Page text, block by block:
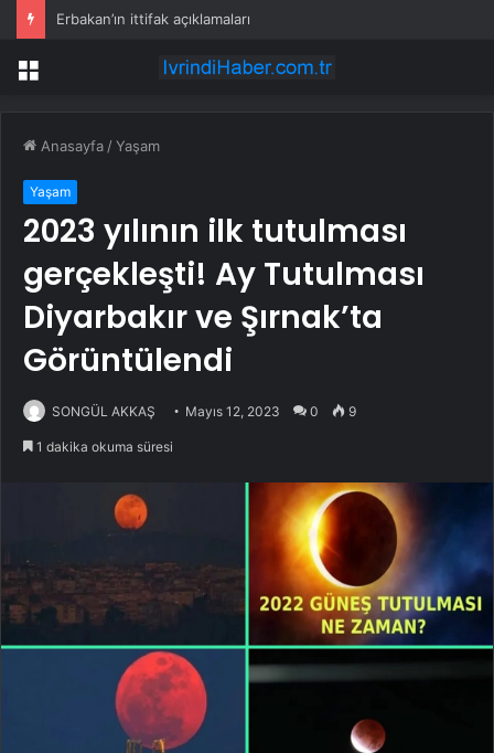
Erbakan’ın ittifak açıklamaları
Menü
Anasayfa /Yaşam
Yaşam
2023 yılının ilk tutulması
gerçekleşti! Ay Tutulması
Diyarbakır ve Şırnak’ta
Görüntülendi
SONGÜL AKKAŞ Mayıs 12, 2023 0 9
1 dakika okuma süresi